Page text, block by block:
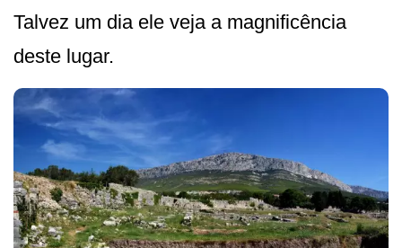
Talvez um dia ele veja a magnificência
deste lugar.